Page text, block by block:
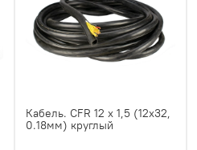
Кабель. CFR 12 х 1,5 (12х32,
0.18мм) круглый